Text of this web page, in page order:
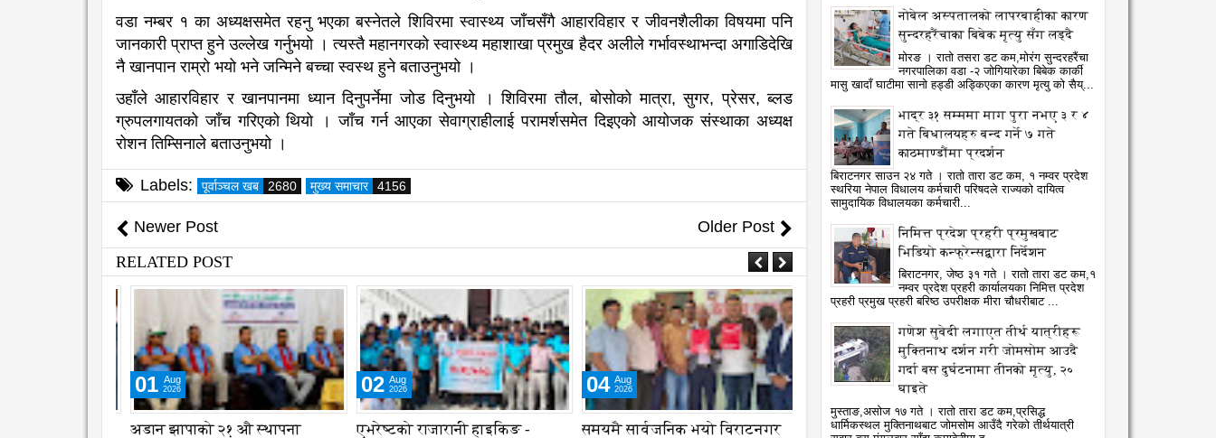
वडा नम्बर १ का अध्यक्षसमेत रहनु भएका बस्नेतले शिविरमा स्वास्थ्य जाँचसँगै आहारविहार र जीवनशैलीका विषयमा पनि
जानकारी प्राप्त हुने उल्लेख गर्नुभयो । त्यस्तै महानगरको स्वास्थ्य महाशाखा प्रमुख हैदर अलीले गर्भावस्थाभन्दा अगाडिदेखि
नै खानपान राम्रो भयो भने जन्मिने बच्चा स्वस्थ हुने बताउनुभयो ।
उहाँले आहारविहार र खानपानमा ध्यान दिनुपर्नेमा जोड दिनुभयो । शिविरमा तौल, बोसोको मात्रा, सुगर, प्रेसर, ब्लड
ग्रुपलगायतको जाँच गरिएको थियो । जाँच गर्न आएका सेवाग्राहीलाई परामर्शसमेत दिइएको आयोजक संस्थाका अध्यक्ष
रोशन तिम्सिनाले बताउनुभयो ।
Labels: पूर्वाञ्चल खब 2680 मुख्य समाचार 4156
Newer Post
Older Post
RELATED POST
01 Aug
2026
अडान झापाको २१ औ स्थापना
02 Aug
2026
एभरेष्टको राजारानी हाइकिङ -
04 Aug
2026
समयमै सार्वजनिक भयो विराटनगर
Aug
लागू औषध नियन्त्रणमा विद्यालय
05
नेपाल आयल निगमको प्रादेशिक
नोबेल अस्पतालको लापरबाहीका कारण
सुन्दरहरैंचाका बिबेक मृत्यु सँग लड्दै
मोरङ । रातो तसरा डट कम,मोरंग सुन्दरहरैंचा
नगरपालिका वडा -२ जोगियारेका बिबेक कार्की
मासु खादाँ घाटीमा सानो हड्डी अड्किएका कारण मृत्यु को सैय्...
भाद्र ३१ सम्ममा माग पुरा नभए ३ र ४
गते बिधालयहरु बन्द गर्ने ७ गते
काठमाण्डौंमा प्रदर्शन
बिराटनगर साउन २४ गते । रातो तारा डट कम, १ नम्वर प्रदेश
स्थरिया नेपाल विधालय कर्मचारी परिषदले राज्यको दायित्व
सामुदायिक विधालयका कर्मचारी...
निमित्त प्रदेश प्रहरी प्रमुखबाट
भिडियो कन्फ्रेन्सद्वारा निर्देशन
बिराटनगर, जेष्ठ ३१ गते । रातो तारा डट कम,१
नम्वर प्रदेश प्रहरी कार्यालयका निमित्त प्रदेश
प्रहरी प्रमुख प्रहरी बरिष्ठ उपरीक्षक मीरा चौधरीबाट ...
गणेश सुवेदी लगाएत तीर्थ यात्रीहरू
मुक्तिनाथ दर्शन गरी जोमसोम आउदै
गर्दा बस दुर्घटनामा तीनको मृत्यु, २०
घाइते
मुस्ताङ,असोज १७ गते । रातो तारा डट कम,प्रसिद्ध
धार्मिकस्थल मुक्तिनाथबाट जोमसोम आउँदै गरेको तीर्थयात्री